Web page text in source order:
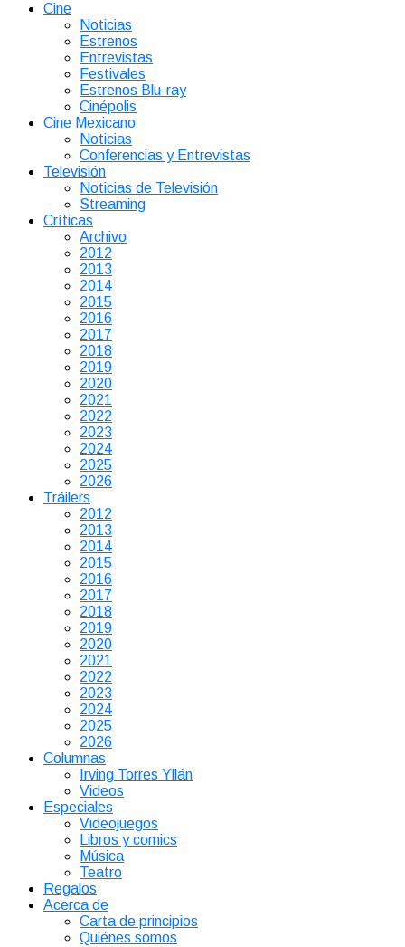
Cine
Noticias
Estrenos
Entrevistas
Festivales
Estrenos Blu-ray
Cinépolis
Cine Mexicano
Noticias
Conferencias y Entrevistas
Televisión
Noticias de Televisión
Streaming
Críticas
Archivo
2012
2013
2014
2015
2016
2017
2018
2019
2020
2021
2022
2023
2024
2025
2026
Tráilers
2012
2013
2014
2015
2016
2017
2018
2019
2020
2021
2022
2023
2024
2025
2026
Columnas
Irving Torres Yllán
Videos
Especiales
Videojuegos
Libros y comics
Música
Teatro
Regalos
Acerca de
Carta de principios
Quiénes somos